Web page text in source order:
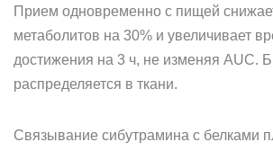
Прием одновременно с пищей
метаболитов на 30% и увеличивает
достижения на 3 ч, не изменяя AUC.
распределяется в ткани.
Связывание сибутрамина с белками